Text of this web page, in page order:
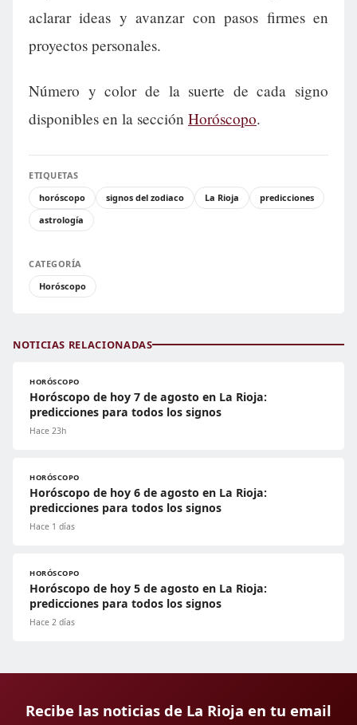
aclarar ideas y avanzar con pasos firmes en
proyectos personales.
Número y color de la suerte de cada signo
disponibles en la sección Horóscopo.
ETIQUETAS
horóscopo
signos del zodiaco La Rioja
predicciones
astrología
CATEGORÍA
Horóscopo
NOTICIAS RELACIONADAS
HORÓSCOPO
Horóscopo de hoy 7 de agosto en La Rioja:
predicciones para todos los signos
Hace 23h
HORÓSCOPO
Horóscopo de hoy 6 de agosto en La Rioja:
predicciones para todos los signos
Hace 1 días
HORÓSCOPO
Horóscopo de hoy 5 de agosto en La Rioja:
predicciones para todos los signos
Hace 2 días
Recibe las noticias de La Rioja en tu email